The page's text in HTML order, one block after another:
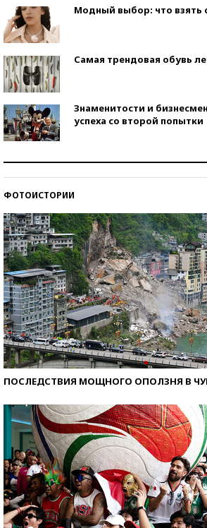
Модный выбор: что взять
Самая трендовая обувь
Знаменитости и
успеха со второй попытки
ФОТОИСТОРИИ
ПОСЛЕДСТВИЯ МОЩНОГО ОПОЛЗНЯ В